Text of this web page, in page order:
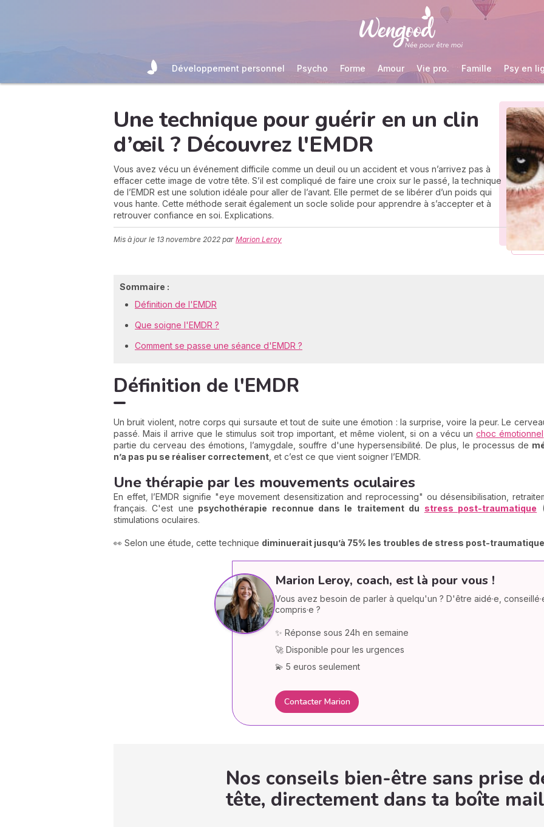
Développement personnel Psycho Forme Amour Vie pro. Famille Psy en
Une technique pour guérir en un clin
d’œil ? Découvrez l'EMDR
Vous avez vécu un événement difficile comme un deuil ou un accident et vous n’arrivez pas à
effacer cette image de votre tête. S’il est compliqué de faire une croix sur le passé, la technique
de l’EMDR est une solution idéale pour aller de l’avant. Elle permet de se libérer d’un poids qui
vous hante. Cette méthode serait également un socle solide pour apprendre à s’accepter et à
retrouver confiance en soi. Explications.
Mis à jour le 13 novembre 2022 par Marion Leroy
Sommaire :
Définition de l'EMDR
Que soigne l'EMDR ?
Comment se passe une séance d'EMDR ?
Définition de l'EMDR
Un bruit violent, notre corps qui sursaute et tout de suite une émotion : la surprise, voire la peur. Le
passé. Mais il arrive que le stimulus soit trop important, et même violent, si on a vécu unchoc émotionnel
partie du cerveau des émotions, l’amygdale, souffre d'une hypersensibilité. De plus, le processus de
n’a pas pu se réaliser correctement , et c’est ce que vient soigner l’EMDR.
Une thérapie par les mouvements oculaires
En effet, l’EMDR signifie "eye movement desensitization and reprocessing" ou désensibilisation,
français. C'est une psychothérapie reconnue dans le traitement du stress post-traumatique
stimulations oculaires.
👀 Selon une étude, cette technique diminuerait jusqu’à 75% les troubles de stress post-traumatique
Marion Leroy, coach, est là pour vous !
Vous avez besoin de parler à quelqu'un ? D'être aidé·e,
compris·e ?
✨ Réponse sous 24h en semaine
🚀 Disponible pour les urgences
💫 5 euros seulement
Contacter Marion
Nos conseils bien-être sans prise
tête, directement dans ta boîte